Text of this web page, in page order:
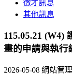
徵才訊息
其他訊息
115.05.21 (W4)
畫的申請與執行
2026-05-08 網站管